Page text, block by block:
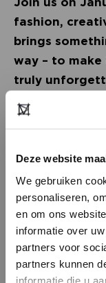
Deze website
We gebruiken
personaliseren,
en om ons
informatie over
partners voor
partners kunnen
informatie die u
fashion,
brings
way – to
truly
spark
joyful vision.
SAVE THE
18 + 19 January
Expo Greater
Stelling 1, 2141
Get inspired by